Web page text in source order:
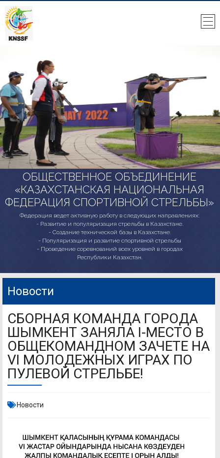
ОБЩЕСТВЕННОЕ ОБЪЕДИНЕНИЕ
«КАЗАХСТАНСКАЯ НАЦИОНАЛЬНАЯ
ФЕДЕРАЦИЯ СПОРТИВНОЙ СТРЕЛЬБЫ»
Федерация ведет активную работу в следующих направлениях:
- Развитие и популяризация стрельбы в Казахстане.
- Создание технической базы в Казахстане.
- Популяризация и развитие спортивной стрельбы
- Проведение соревнований всех уровней в городах
Республики Казахстан.
Новости
СБОРНАЯ КОМАНДА ГОРОДА
ШЫМКЕНТ ЗАНЯЛА I-МЕСТО В
ОБЩЕКОМАНДНОМ ЗАЧЕТЕ НА
VI МОЛОДЕЖНЫХ ИГРАХ ПО
ПУЛЕВОЙ СТРЕЛЬБЕ!
Новости